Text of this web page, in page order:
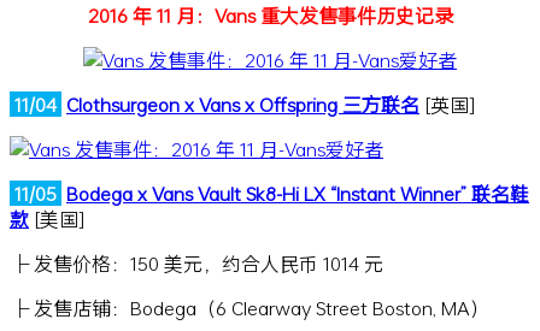
2016 年 11 月：Vans 重大发售事件历史记录
11/04 Clothsurgeon x Vans x Offspring 三方联名 [英国]
11/05 Bodega x Vans Vault Sk8-Hi LX “Instant Winner” 联名鞋
款 [美国]
├ 发售价格：150 美元，约合人民币 1014 元
├ 发售店铺：Bodega（6 Clearway Street Boston, MA）